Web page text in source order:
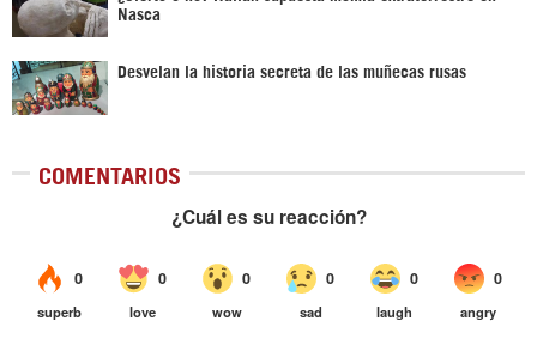
Nasca
Desvelan la historia secreta de las muñecas rusas
COMENTARIOS